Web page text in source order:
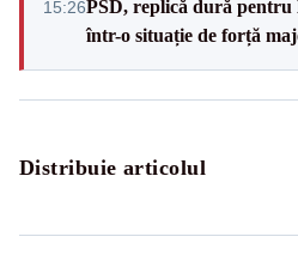
15:26PSD, replică dură pentru
într-o situație de forță
Distribuie articolul